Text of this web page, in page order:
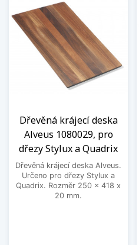
Dřevěná krájecí deska
Alveus 1080029, pro
dřezy Stylux a Quadrix
Dřevěná krájecí deska Alveus.
Určeno pro dřezy Stylux a
Quadrix. Rozměr 250 x 418 x
20 mm.